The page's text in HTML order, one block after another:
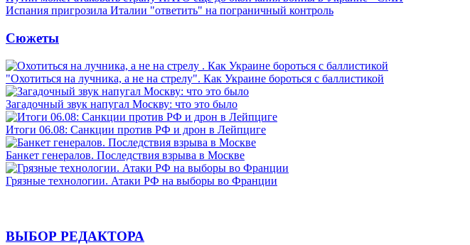
Испания пригрозила Италии "ответить" на пограничный контроль
Сюжеты
"Охотиться на лучника, а не на стрелу". Как Украине бороться с баллистикой
Загадочный звук напугал Москву: что это было
Итоги 06.08: Санкции против РФ и дрон в Лейпциге
Банкет генералов. Последствия взрыва в Москве
Грязные технологии. Атаки РФ на выборы во Франции
ВЫБОР РЕДАКТОРА